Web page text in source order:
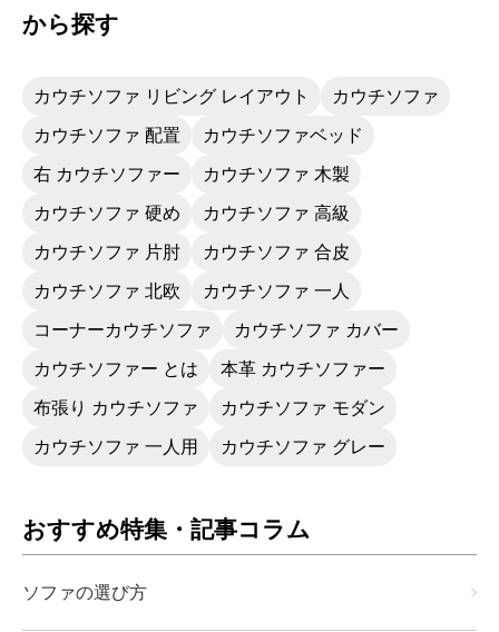
から探す
カウチソファ リビング レイアウト カウチソファ
カウチソファ 配置 カウチソファベッド
右 カウチソファー カウチソファ 木製
カウチソファ 硬め カウチソファ 高級
カウチソファ 片肘 カウチソファ 合皮
カウチソファ 北欧 カウチソファ 一人
コーナーカウチソファ カウチソファ カバー
カウチソファー とは 本革 カウチソファー
布張り カウチソファ カウチソファ モダン
カウチソファ 一人用 カウチソファ グレー
おすすめ特集・記事コラム
ソファの選び方